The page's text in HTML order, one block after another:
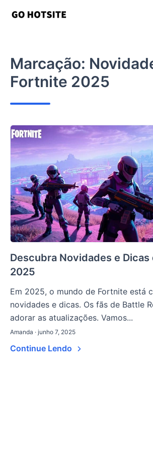
Marcação:
Fortnite 2025
Descubra Novidades e
2025
Em 2025, o mundo de Fortnite está
novidades e dicas. Os fãs de Battle
adorar as atualizações. Vamos...
Amanda · junho 7, 2025
Continue Lendo